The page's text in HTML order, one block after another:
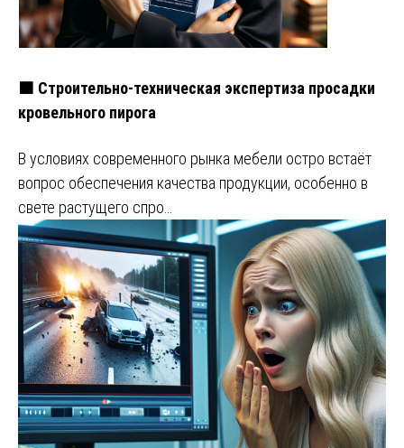
🟧 Строительно-техническая экспертиза просадки
кровельного пирога
В условиях современного рынка мебели остро встаёт
вопрос обеспечения качества продукции, особенно в
свете растущего спро…